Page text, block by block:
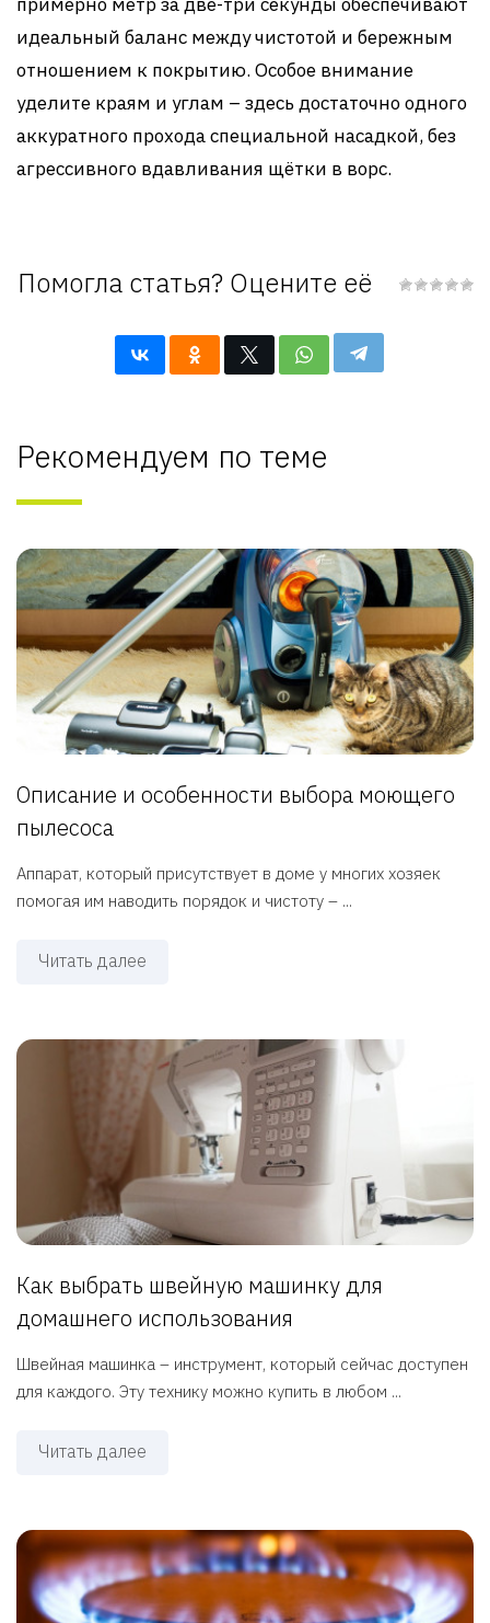
идеальный баланс между чистотой и бережным
отношением к покрытию. Особое внимание
уделите краям и углам – здесь достаточно одного
аккуратного прохода специальной насадкой, без
агрессивного вдавливания щётки в ворс.
Помогла статья? Оцените её
Рекомендуем по теме
Описание и особенности выбора моющего
пылесоса
Аппарат, который присутствует в доме у многих хозяек
помогая им наводить порядок и чистоту – ...
Читать далее
Как выбрать швейную машинку для
домашнего использования
Швейная машинка – инструмент, который сейчас доступен
для каждого. Эту технику можно купить в любом ...
Читать далее